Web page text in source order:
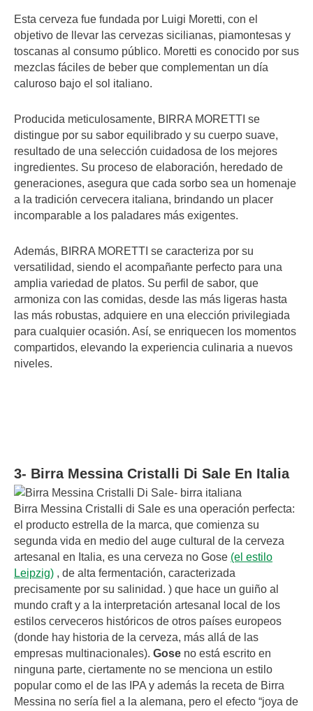
Esta cerveza fue fundada por Luigi Moretti, con el
objetivo de llevar las cervezas sicilianas, piamontesas y
toscanas al consumo público. Moretti es conocido por sus
mezclas fáciles de beber que complementan un día
caluroso bajo el sol italiano.
Producida meticulosamente, BIRRA MORETTI se
distingue por su sabor equilibrado y su cuerpo suave,
resultado de una selección cuidadosa de los mejores
ingredientes. Su proceso de elaboración, heredado de
generaciones, asegura que cada sorbo sea un homenaje
a la tradición cervecera italiana, brindando un placer
incomparable a los paladares más exigentes.
Además, BIRRA MORETTI se caracteriza por su
versatilidad, siendo el acompañante perfecto para una
amplia variedad de platos. Su perfil de sabor, que
armoniza con las comidas, desde las más ligeras hasta
las más robustas, adquiere en una elección privilegiada
para cualquier ocasión. Así, se enriquecen los momentos
compartidos, elevando la experiencia culinaria a nuevos
niveles.
3- Birra Messina Cristalli Di Sale En Italia
Birra Messina Cristalli di Sale es una operación perfecta:
el producto estrella de la marca, que comienza su
segunda vida en medio del auge cultural de la cerveza
artesanal en Italia, es una cerveza no Gose (el estilo
Leipzig) , de alta fermentación, caracterizada
precisamente por su salinidad. ) que hace un guiño al
mundo craft y a la interpretación artesanal local de los
estilos cerveceros históricos de otros países europeos
(donde hay historia de la cerveza, más allá de las
empresas multinacionales). Gose no está escrito en
ninguna parte, ciertamente no se menciona un estilo
popular como el de las IPA y además la receta de Birra
Messina no sería fiel a la alemana, pero el efecto “joya de